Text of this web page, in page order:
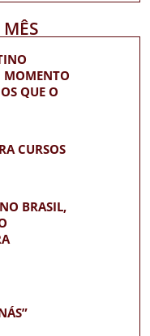
MOMENTO
QUE O
CURSOS
BRASIL,